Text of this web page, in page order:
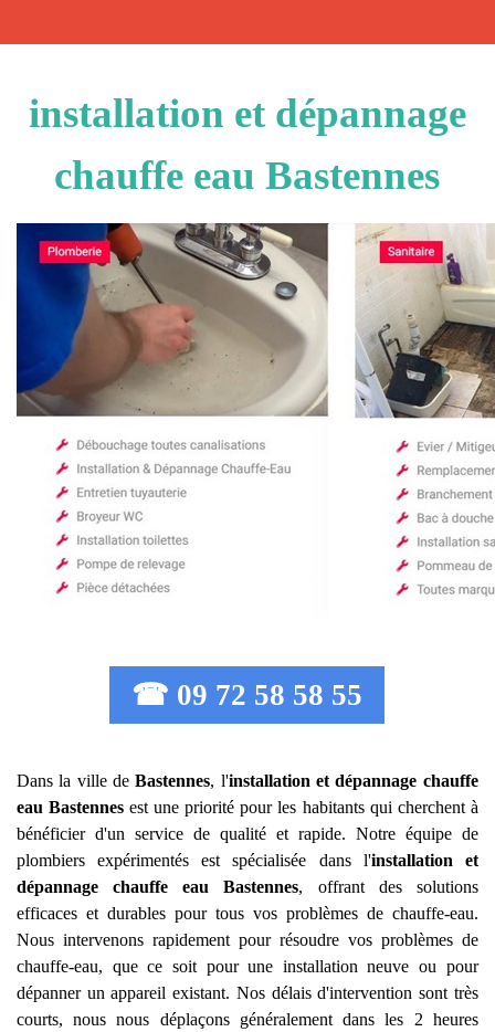
installation et dépannage
chauffe eau Bastennes
☎ 09 72 58 58 55
Dans la ville deBastennes, l'installation et dépannage chauffe
eau Bastennes est une priorité pour les habitants qui cherchent à
bénéficier d'un service de qualité et rapide. Notre équipe de
plombiers expérimentés est spécialisée dans l'installation et
dépannage chauffe eau
Bastennes, offrant des solutions
efficaces et durables pour tous vos problèmes de chauffe-eau.
Nous intervenons rapidement pour résoudre vos problèmes de
chauffe-eau, que ce soit pour une installation neuve ou pour
dépanner un appareil existant. Nos délais d'intervention sont très
courts, nous nous déplaçons généralement dans les 2 heures